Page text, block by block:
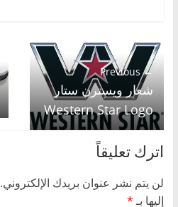
← Previous
شعار ويسترن ستار
Western Star Logo
اترك تعليقاً
لن يتم نشر عنوان بريدك الإلكتروني.
إليها بـ*